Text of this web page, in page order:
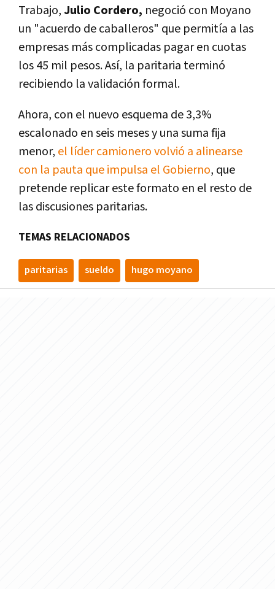
Trabajo,Julio Cordero, negoció con Moyano
un "acuerdo de caballeros" que permitía a las
empresas más complicadas pagar en cuotas
los 45 mil pesos. Así, la paritaria terminó
recibiendo la validación formal.
Ahora, con el nuevo esquema de 3,3%
escalonado en seis meses y una suma fija
menor, el líder camionero volvió a alinearse
con la pauta que impulsa el Gobierno, que
pretende replicar este formato en el resto de
las discusiones paritarias.
TEMAS RELACIONADOS
paritarias sueldo hugo moyano